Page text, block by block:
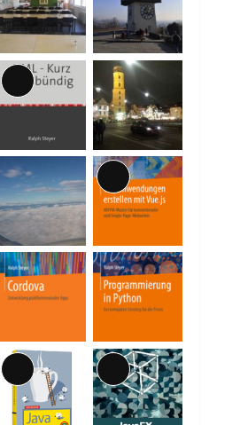
Lange
Beschreibung
Lange
Beschreibung
Lange
Beschreibung
Lange
Beschreibung